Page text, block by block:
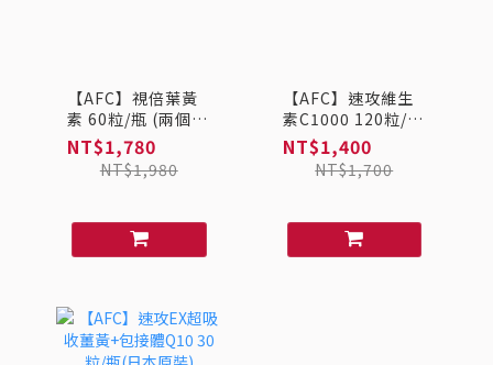
【AFC】視倍葉黃
素 60粒/瓶 (兩個月
份)(超結晶游離性4
倍吸收) (日本原裝)
NT$1,780
NT$1,980
【AFC】速攻維生
素C1000 120粒/瓶
(日本原裝)
NT$1,400
NT$1,700